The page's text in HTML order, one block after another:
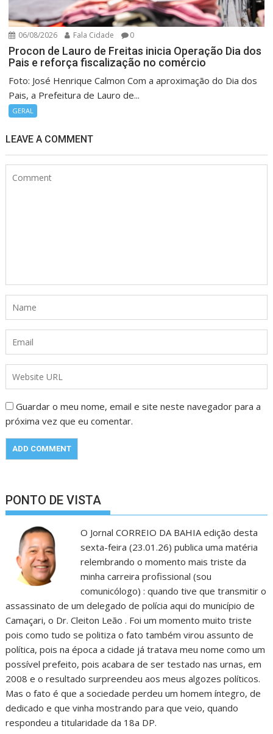
06/08/2026 Fala Cidade 0
Procon de Lauro de Freitas inicia Operação Dia dos
Pais e reforça fiscalização no comércio
Foto: José Henrique Calmon Com a aproximação do Dia dos
Pais, a Prefeitura de Lauro de...
GERAL
LEAVE A COMMENT
Guardar o meu nome, email e site neste navegador para a
próxima vez que eu comentar.
PONTO DE VISTA
O Jornal CORREIO DA BAHIA edição desta
sexta-feira (23.01.26) publica uma matéria
relembrando o momento mais triste da
minha carreira profissional (sou
comunicólogo) : quando tive que transmitir o
assassinato de um delegado de polícia aqui do município de
Camaçari, o Dr. Cleiton Leão . Foi um momento muito triste
pois como tudo se politiza o fato também virou assunto de
política, pois na época a cidade já tratava meu nome como um
possível prefeito, pois acabara de ser testado nas urnas, em
2008 e o resultado surpreendeu aos meus algozes políticos.
Mas o fato é que a sociedade perdeu um homem íntegro, de
dedicado e que vinha mostrando para que veio, quando
respondeu a titularidade da 18a DP.